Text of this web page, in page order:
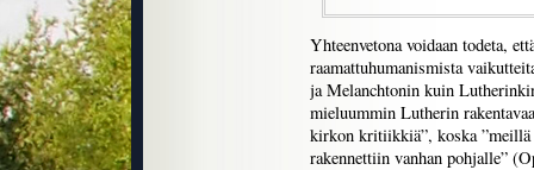
Yhteenvetona voidaan todeta,
raamattuhumanismista
ja Melanchtonin kuin
mieluummin Lutherin
kirkon kritiikkiä”, koska
rakennettiin vanhan pohjalle”